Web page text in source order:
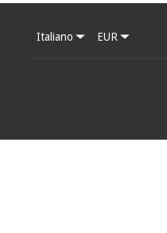
Italiano EUR